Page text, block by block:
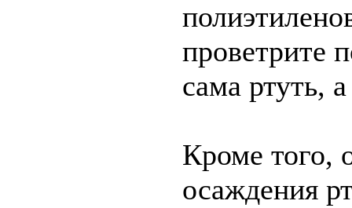
проветрите
сама ртуть,
Кроме того,
осаждения